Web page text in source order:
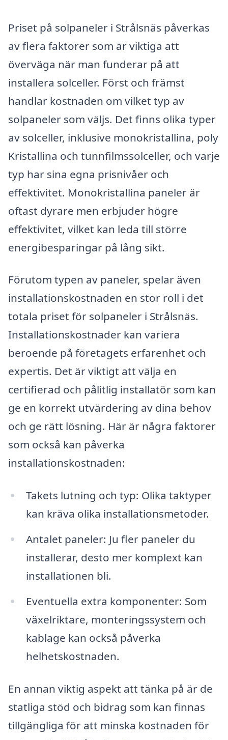
Priset på solpaneler i Strålsnäs påverkas
av flera faktorer som är viktiga att
överväga när man funderar på att
installera solceller. Först och främst
handlar kostnaden om vilket typ av
solpaneler som väljs. Det finns olika typer
av solceller, inklusive monokristallina, poly
Kristallina och tunnfilmssolceller, och varje
typ har sina egna prisnivåer och
effektivitet. Monokristallina paneler är
oftast dyrare men erbjuder högre
effektivitet, vilket kan leda till större
energibesparingar på lång sikt.
Förutom typen av paneler, spelar även
installationskostnaden en stor roll i det
totala priset för solpaneler i Strålsnäs.
Installationskostnader kan variera
beroende på företagets erfarenhet och
expertis. Det är viktigt att välja en
certifierad och pålitlig installatör som kan
ge en korrekt utvärdering av dina behov
och ge rätt lösning. Här är några faktorer
som också kan påverka
installationskostnaden:
Takets lutning och typ: Olika taktyper
kan kräva olika installationsmetoder.
Antalet paneler: Ju fler paneler du
installerar, desto mer komplext kan
installationen bli.
Eventuella extra komponenter: Som
växelriktare, monteringssystem och
kablage kan också påverka
helhetskostnaden.
En annan viktig aspekt att tänka på är de
statliga stöd och bidrag som kan finnas
tillgängliga för att minska kostnaden för